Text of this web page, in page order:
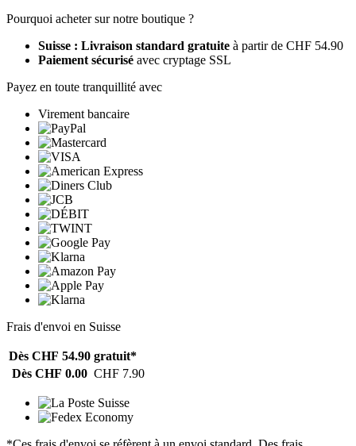
Pourquoi acheter sur notre boutique ?
Suisse : Livraison standard gratuite à partir de CHF 54.90
Paiement sécurisé avec cryptage SSL
Payez en toute tranquillité avec
Virement bancaire
Frais d'envoi en Suisse
Dès CHF 54.90 gratuit*
Dès CHF 0.00 CHF 7.90